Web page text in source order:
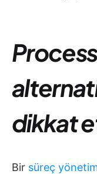
dikkat
Bir süreç yönetimi